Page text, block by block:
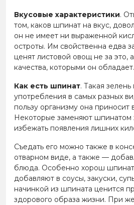
Вкусовые характеристики.
том, каков шпинат на вкус,
он не имеет ни выраженной
остроты. Им свойственна едва
ценят листовой овощ не за это,
качества, которыми он обладает.
Как есть шпинат. Такая
употребления в самых разных
пользу организму она приносит
Некоторые заменяют шпинатом
избежать появления лишних
Съедать его можно также в
отварном виде, а также —
блюда. Особенно хорош шпинат
добавляют в соусы, закуски,
начинкой из шпината ценится
здорового образа жизни. При